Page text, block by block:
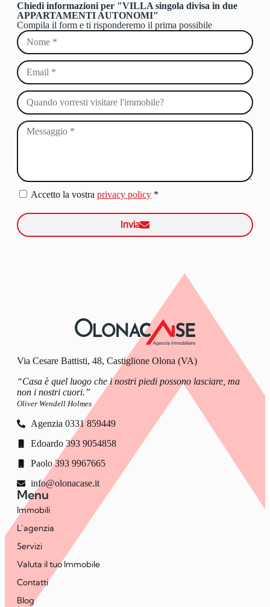
Chiedi informazioni per "VILLA singola divisa in due
APPARTAMENTI AUTONOMI"
Compila il form e ti risponderemo il prima possibile
Accetto la vostra privacy policy *
Invia
Via Cesare Battisti, 48, Castiglione Olona (VA)
“Casa è quel luogo che i nostri piedi possono lasciare, ma
non i nostri cuori.”
Oliver Wendell Holmes
Agenzia 0331 859449
Edoardo 393 9054858
Paolo 393 9967665
info@olonacase.it
Menu
Immobili
L’agenzia
Servizi
Valuta il tuo Immobile
Contatti
Blog